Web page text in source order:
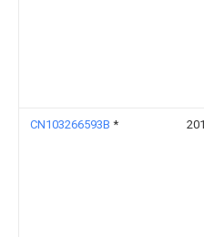
CN103266593B *